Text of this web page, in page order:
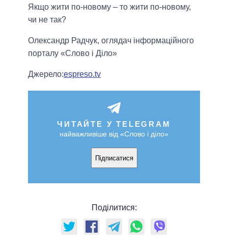
Якщо жити по-новому – то жити по-новому,
чи не так?
Олександр Радчук, оглядач інформаційного
порталу «Слово і Діло»
Джерело:espreso.tv
ЧИТАЙТЕ У TELEGRAM
найважливіше від «Слово і діло»
Підписатися
Поділитися: